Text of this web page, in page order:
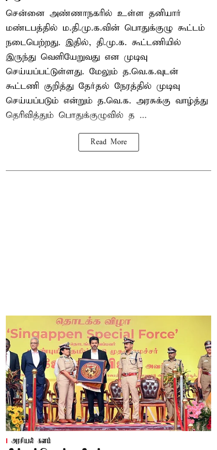
சென்னை அண்ணாநகரில் உள்ள தனியார்
மண்டபத்தில் ம.தி.மு.க.வின் பொதுக்குழு கூட்டம்
நடைபெற்றது. இதில், தி.மு.க. கூட்டணியில்
இருந்து வெளியேறுவது என முடிவு
செய்யப்பட்டுள்ளது. மேலும் த.வெ.க.வுடன்
கூட்டணி குறித்து தேர்தல் நேரத்தில் முடிவு
செய்யப்படும் என்றும் த.வெ.க. அரசுக்கு வாழ்த்து
தெரிவித்தும் பொதுக்குழுவில் த ...
Read More
அரசியல் களம்